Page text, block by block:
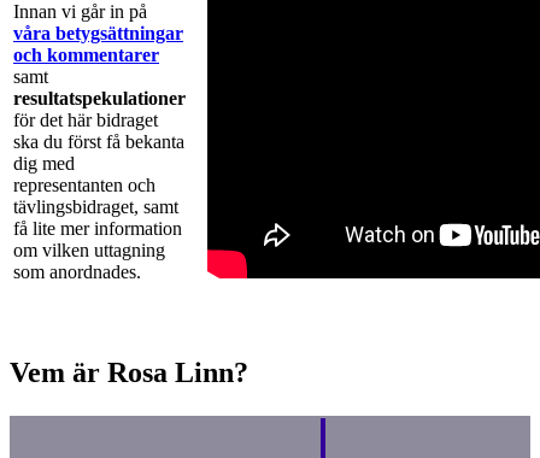
Innan vi går in på
våra betygsättningar
och kommentarer
samt
resultatspekulationer
för det här bidraget
ska du först få bekanta
dig med
representanten och
tävlingsbidraget, samt
få lite mer information
om vilken uttagning
som anordnades.
Vem är Rosa Linn?